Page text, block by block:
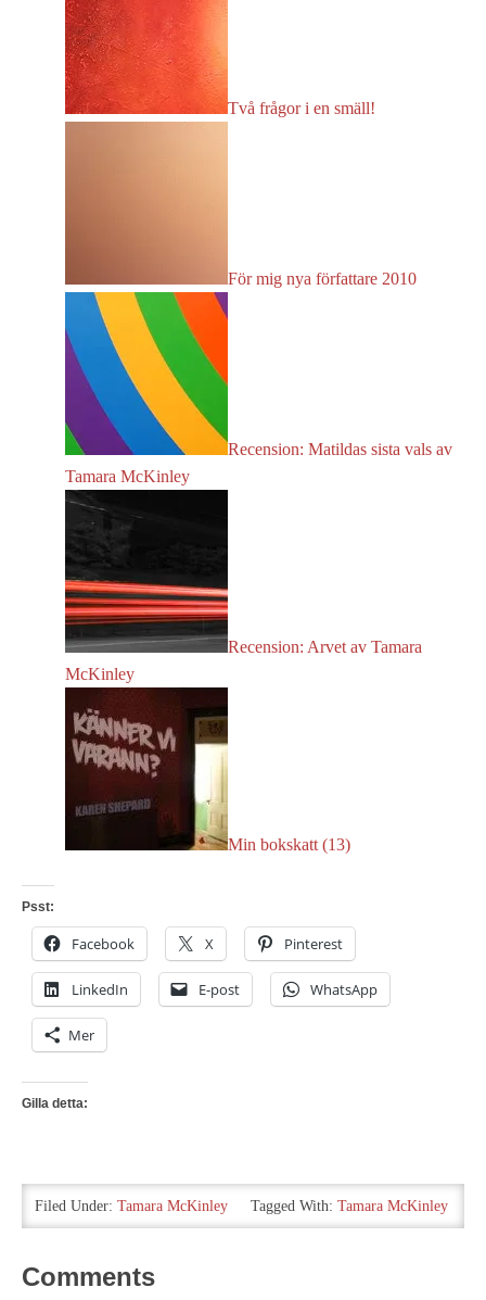
Två frågor i en smäll!
För mig nya författare 2010
Recension: Matildas sista vals av
Tamara McKinley
Recension: Arvet av Tamara
McKinley
Min bokskatt (13)
Psst:
Facebook X Pinterest
LinkedIn E-post WhatsApp
Mer
Gilla detta:
Filed Under: Tamara McKinley Tagged With: Tamara McKinley
Comments